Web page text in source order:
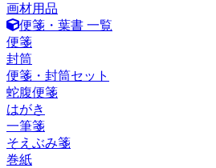
画材用品
便箋・葉書 一覧
便箋
封筒
便箋・封筒セット
蛇腹便箋
はがき
一筆箋
そえぶみ箋
巻紙